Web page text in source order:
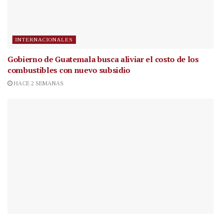
INTERNACIONALES
Gobierno de Guatemala busca aliviar el costo de los
combustibles con nuevo subsidio
HACE 2 SEMANAS